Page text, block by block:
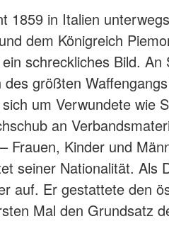
1859 in Italien
dem Königreich
schreckliches Bild.
größten
um Verwundete
an
Frauen, Kinder und
seiner Nationalität.
auf. Er gestattete den
Mal den Grundsatz